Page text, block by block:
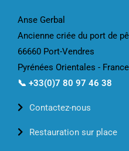
Anse Gerbal
Ancienne criée du port de
66660 Port-Vendres
Pyrénées Orientales - France
📞 +33(0)7 80 97 46 38
Contactez-nous
Restauration sur place